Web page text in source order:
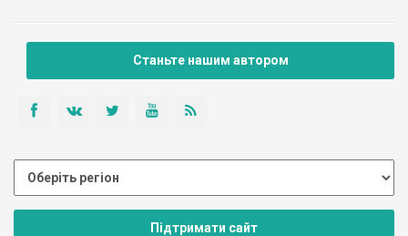
Станьте нашим автором
Підтримати сайт